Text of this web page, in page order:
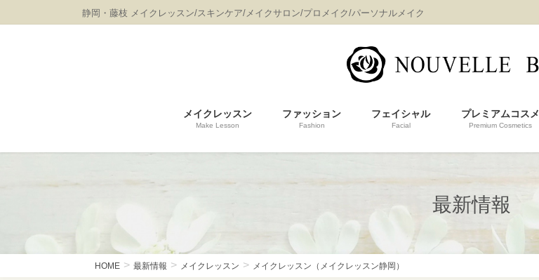
ン
ビ
静岡・藤枝 メイクレッスン/スキンケア/メイクサロン/プロメイク/パーソナルメイク
メイクレッスン
Make Lesson
ファッション
Fashion
フェイシャル
Facial
プレミアムコスメ
Premium Cosmetics
最新情報
HOME 最新情報 メイクレッスン メイクレッスン（メイクレッスン静岡）